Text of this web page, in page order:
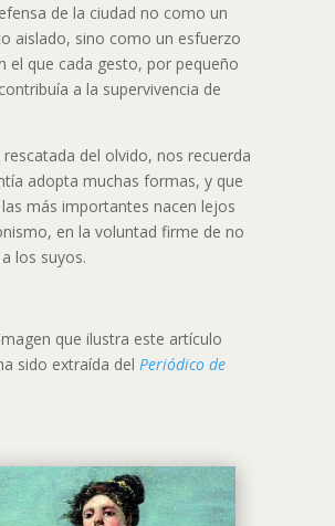
de la ciudad no como un
aislado, sino como un esfuerzo
el que cada gesto, por pequeño
a la supervivencia de
rescatada del olvido, nos recuerda
adopta muchas formas, y que
más importantes nacen lejos
en la voluntad firme de no
los suyos.
que ilustra este artículo
sido extraída del Periódico de